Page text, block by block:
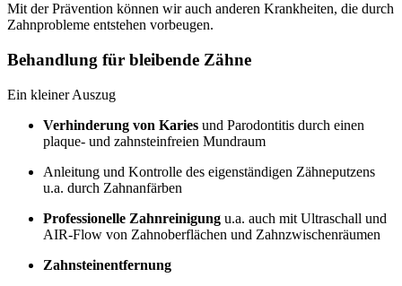
Mit der Prävention können wir auch anderen Krankheiten, die durch
Zahnprobleme entstehen vorbeugen.
Behandlung für bleibende Zähne
Ein kleiner Auszug
Verhinderung von Karies und Parodontitis durch einen
plaque- und zahnsteinfreien Mundraum
Anleitung und Kontrolle des eigenständigen Zähneputzens
u.a. durch Zahnanfärben
Professionelle Zahnreinigung u.a. auch mit Ultraschall und
AIR-Flow von Zahnoberflächen und Zahnzwischenräumen
Zahnsteinentfernung